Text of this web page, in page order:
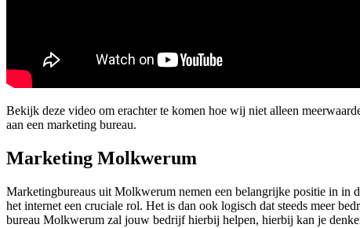
Bekijk deze video om erachter te komen hoe wij niet alleen
aan een marketing bureau.
Marketing Molkwerum
Marketingbureaus uit Molkwerum nemen een belangrijke positie in in
het internet een cruciale rol. Het is dan ook logisch dat steeds meer
bureau Molkwerum zal jouw bedrijf hierbij helpen, hierbij kan je